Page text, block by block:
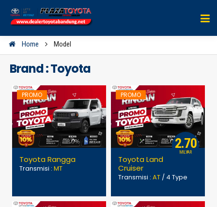
Home Model
Brand : Toyota
PROMO
Toyota Rangga
Transmisi : MT
PROMO
2.70
MILYAR
Toyota Land
Cruiser
Transmisi : AT / 4 Type